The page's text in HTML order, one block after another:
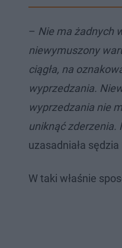
– Nie ma żadnych
niewymuszony
ciągła, na
wyprzedzania.
wyprzedzania nie
uniknąć zderzenia.
uzasadniała
W taki właśnie